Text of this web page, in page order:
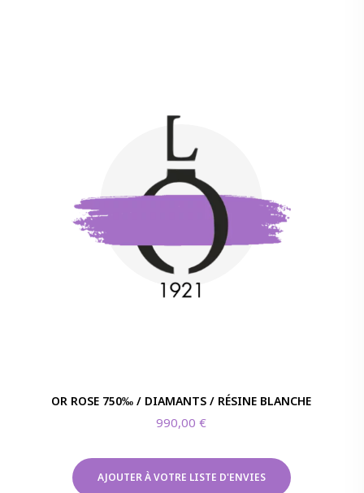
OR ROSE 750‰ / DIAMANTS / RÉSINE BLANCHE
990,00€
AJOUTER À VOTRE LISTE D'ENVIES